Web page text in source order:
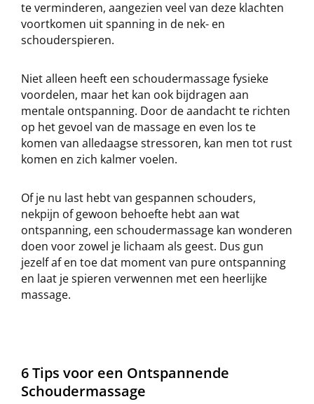
te verminderen, aangezien veel van deze klachten
voortkomen uit spanning in de nek- en
schouderspieren.
Niet alleen heeft een schoudermassage fysieke
voordelen, maar het kan ook bijdragen aan
mentale ontspanning. Door de aandacht te richten
op het gevoel van de massage en even los te
komen van alledaagse stressoren, kan men tot rust
komen en zich kalmer voelen.
Of je nu last hebt van gespannen schouders,
nekpijn of gewoon behoefte hebt aan wat
ontspanning, een schoudermassage kan wonderen
doen voor zowel je lichaam als geest. Dus gun
jezelf af en toe dat moment van pure ontspanning
en laat je spieren verwennen met een heerlijke
massage.
6 Tips voor een Ontspannende
Schoudermassage